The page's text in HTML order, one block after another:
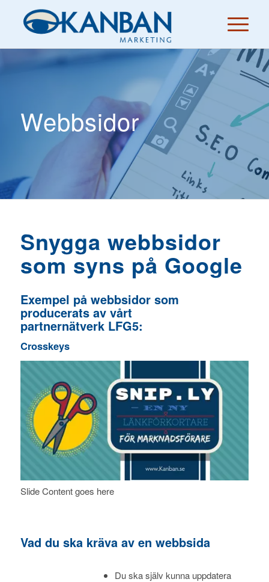
Webbsidor
Snygga webbsidor
som syns på Google
Exempel på webbsidor som
producerats av vårt
partnernätverk LFG5:
Crosskeys
Slide Content goes here
Vad du ska kräva av en webbsida
Du ska själv kunna uppdatera